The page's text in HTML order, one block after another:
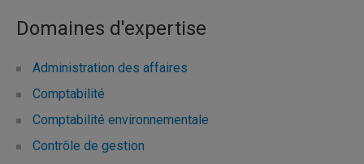
Domaines d'expertise
Administration des affaires
Comptabilité
Comptabilité environnementale
Contrôle de gestion